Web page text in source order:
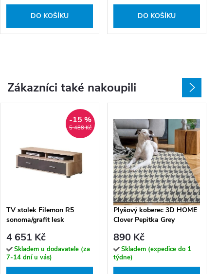
DO KOŠÍKU DO KOŠÍKU
Zákazníci také nakoupili
5 488 Kč
-15 %
TV stolek Filemon R5
sonoma/grafit lesk
4 651 Kč
Skladem u dodavatele (za
7-14 dní u vás)
Plyšový koberec 3D HOME
Clover Pepitka Grey
890 Kč
Skladem (expedice do 1
týdne)